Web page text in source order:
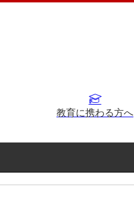
教育に携わる方へ